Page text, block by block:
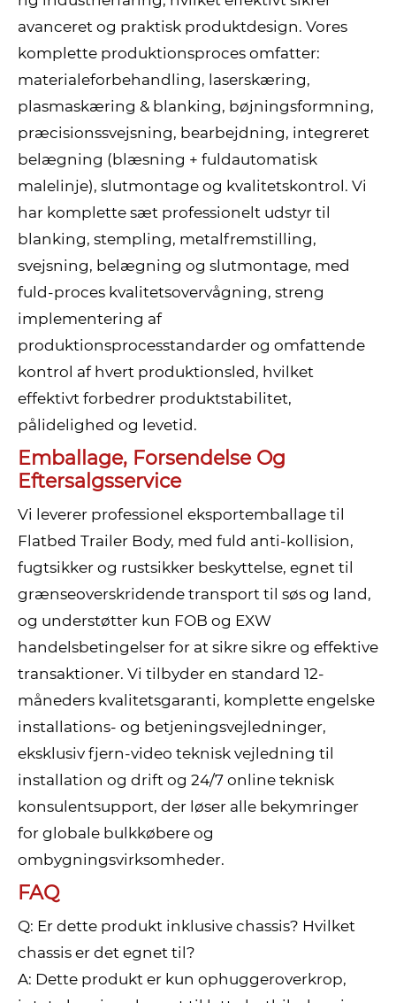
avanceret og praktisk produktdesign. Vores
komplette produktionsproces omfatter:
materialeforbehandling, laserskæring,
plasmaskæring & blanking, bøjningsformning,
præcisionssvejsning, bearbejdning, integreret
belægning (blæsning + fuldautomatisk
malelinje), slutmontage og kvalitetskontrol. Vi
har komplette sæt professionelt udstyr til
blanking, stempling, metalfremstilling,
svejsning, belægning og slutmontage, med
fuld-proces kvalitetsovervågning, streng
implementering af
produktionsprocesstandarder og omfattende
kontrol af hvert produktionsled, hvilket
effektivt forbedrer produktstabilitet,
pålidelighed og levetid.
Emballage, Forsendelse Og
Eftersalgsservice
Vi leverer professionel eksportemballage til
Flatbed Trailer Body, med fuld anti-kollision,
fugtsikker og rustsikker beskyttelse, egnet til
grænseoverskridende transport til søs og land,
og understøtter kun FOB og EXW
handelsbetingelser for at sikre sikre og effektive
transaktioner. Vi tilbyder en standard 12-
måneders kvalitetsgaranti, komplette engelske
installations- og betjeningsvejledninger,
eksklusiv fjern-video teknisk vejledning til
installation og drift og 24/7 online teknisk
konsulentsupport, der løser alle bekymringer
for globale bulkkøbere og
ombygningsvirksomheder.
FAQ
Q: Er dette produkt inklusive chassis? Hvilket
chassis er det egnet til?
A: Dette produkt er kun ophuggeroverkrop,